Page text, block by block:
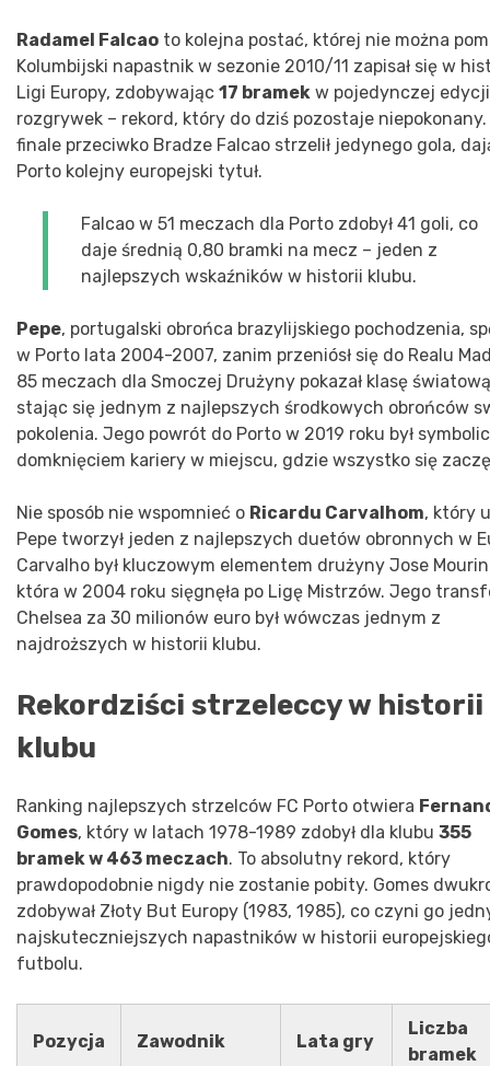
Radamel Falcao to kolejna postać, której nie można
Kolumbijski napastnik w sezonie 2010/11 zapisał się w
Ligi Europy, zdobywając 17 bramek w pojedynczej edycji
rozgrywek – rekord, który do dziś pozostaje niepokonany.
finale przeciwko Bradze Falcao strzelił jedynego gola,
Porto kolejny europejski tytuł.
Falcao w 51 meczach dla Porto zdobył 41 goli, co
daje średnią 0,80 bramki na mecz – jeden z
najlepszych wskaźników w historii klubu.
Pepe, portugalski obrońca brazylijskiego pochodzenia,
w Porto lata 2004-2007, zanim przeniósł się do Realu
85 meczach dla Smoczej Drużyny pokazał klasę
stając się jednym z najlepszych środkowych obrońców
pokolenia. Jego powrót do Porto w 2019 roku był
domknięciem kariery w miejscu, gdzie wszystko się
Nie sposób nie wspomnieć o Ricardu Carvalhom, który
Pepe tworzył jeden z najlepszych duetów obronnych w
Carvalho był kluczowym elementem drużyny Jose
która w 2004 roku sięgnęła po Ligę Mistrzów. Jego
Chelsea za 30 milionów euro był wówczas jednym z
najdroższych w historii klubu.
Rekordziści strzeleccy w historii
klubu
Ranking najlepszych strzelców FC Porto otwiera
Gomes, który w latach 1978-1989 zdobył dla klubu 355
bramek w 463 meczach. To absolutny rekord, który
prawdopodobnie nigdy nie zostanie pobity. Gomes
zdobywał Złoty But Europy (1983, 1985), co czyni go
najskuteczniejszych napastników w historii
futbolu.
Pozycja Zawodnik Lata gry
Liczba
bramek